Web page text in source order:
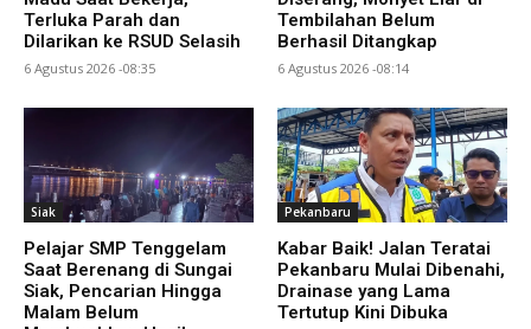
Terluka Parah dan
Dilarikan ke RSUD Selasih
6 Agustus 2026 -08:35
Tembilahan Belum
Berhasil Ditangkap
6 Agustus 2026 -08:14
Siak
Pelajar SMP Tenggelam
Saat Berenang di Sungai
Siak, Pencarian Hingga
Malam Belum
Pekanbaru
Kabar Baik! Jalan Teratai
Pekanbaru Mulai Dibenahi,
Drainase yang Lama
Tertutup Kini Dibuka